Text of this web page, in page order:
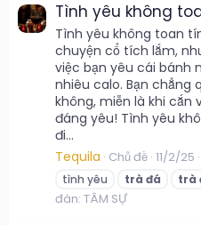
Tình yêu không
Tình yêu không toan
chuyện cổ tích lắm,
việc bạn yêu cái bánh
nhiêu calo. Bạn chẳng
không, miễn là khi
đáng yêu! Tình yêu
đi...
Tequila Chủ đề 11/2/25
tình yêu
trà đá trà
đàn: TÂM SỰ